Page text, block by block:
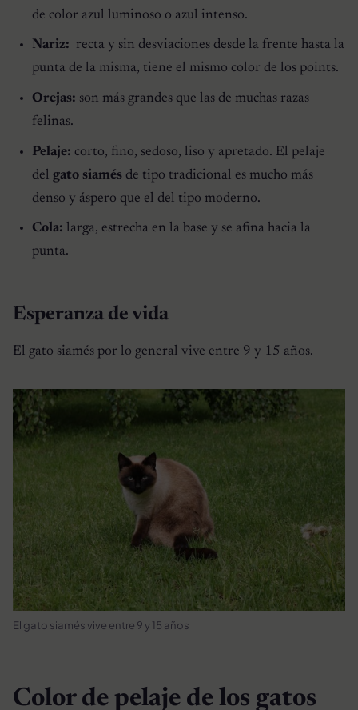
de color azul luminoso o azul intenso.
Nariz: recta y sin desviaciones desde la frente hasta la
punta de la misma, tiene el mismo color de los points.
Orejas: son más grandes que las de muchas razas
felinas.
Pelaje: corto, fino, sedoso, liso y apretado. El pelaje
del gato siamés de tipo tradicional es mucho más
denso y áspero que el del tipo moderno.
Cola: larga, estrecha en la base y se afina hacia la
punta.
Esperanza de vida
El gato siamés por lo general vive entre 9 y 15 años.
El gato siamés vive entre 9 y 15 años
Color de pelaje de los gatos